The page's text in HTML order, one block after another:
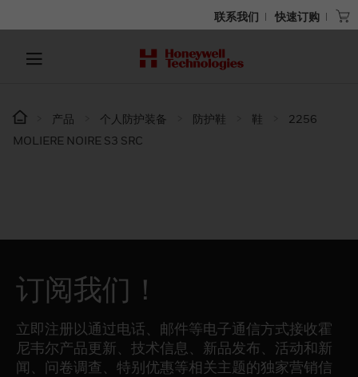
联系我们 快速订购
产品 个人防护装备 防护鞋 鞋
2256
MOLIERE NOIRE S3 SRC
订阅我们！
立即注册以通过电话、邮件等电子通信方式接收霍
尼韦尔产品更新、技术信息、新品发布、活动和新
闻、问卷调查、特别优惠等相关主题的独家营销信